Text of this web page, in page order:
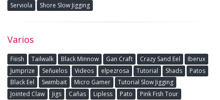
Serviola
Shore Slow Jigging
Varios
Fiiish Tailwalk Black Minnow Gan Craft Crazy Sand Eel
Iberux
Jumprize
Señuelos Videos elpezrosa Tutorial Shads
Patos
Black Eel
Swimbait Micro Gamer
Tutorial Slow Jigging
Jointed Claw
Jigs Cañas Lipless Pato
Pink Fish Tour